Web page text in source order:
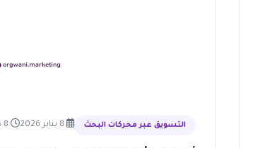
التسويق عبر محركات البحث